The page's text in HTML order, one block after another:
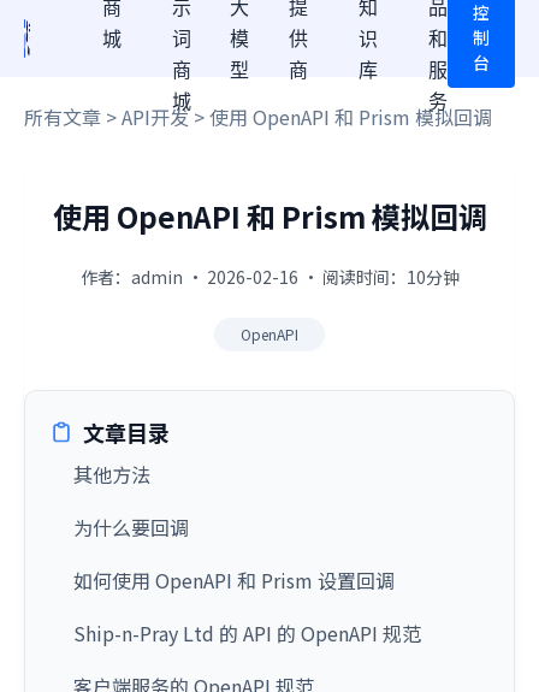
商
城
示
词
商
城
大
模
型
提
供
商
知
识
库
品
和
服
务
控
制
台
所有文章 >API开发> 使用 OpenAPI 和 Prism 模拟回调
使用 OpenAPI 和 Prism 模拟回调
作者：admin · 2026-02-16 · 阅读时间：10分钟
OpenAPI
文章目录
其他方法
为什么要回调
如何使用 OpenAPI 和 Prism 设置回调
Ship-n-Pray Ltd 的 API 的 OpenAPI 规范
客户端服务的 OpenAPI 规范